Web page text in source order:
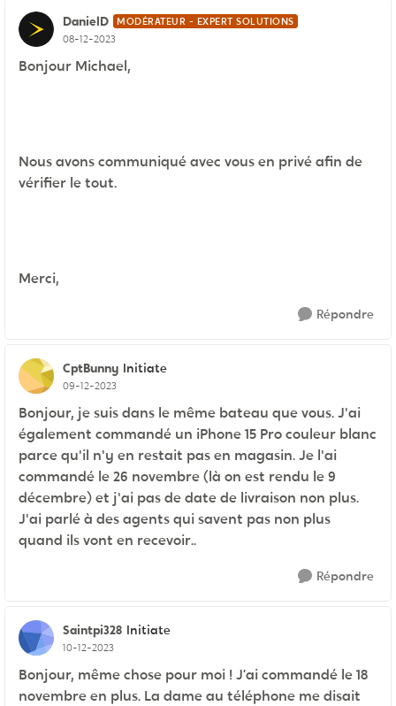
DanielD MODÉRATEUR - EXPERT SOLUTIONS
08-12-2023
Bonjour Michael,
Nous avons communiqué avec vous en privé afin de
vérifier le tout.
Merci,
Répondre
CptBunny Initiate
09-12-2023
Bonjour, je suis dans le même bateau que vous. J'ai
également commandé un iPhone 15 Pro couleur blanc
parce qu'il n'y en restait pas en magasin. Je l'ai
commandé le 26 novembre (là on est rendu le 9
décembre) et j'ai pas de date de livraison non plus.
J'ai parlé à des agents qui savent pas non plus
quand ils vont en recevoir..
Répondre
Saintpi328 Initiate
10-12-2023
Bonjour, même chose pour moi ! J’ai commandé le 18
novembre en plus. La dame au téléphone me disait